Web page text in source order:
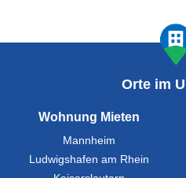
Orte im
Wohnung Mieten
Mannheim
Ludwigshafen am Rhein